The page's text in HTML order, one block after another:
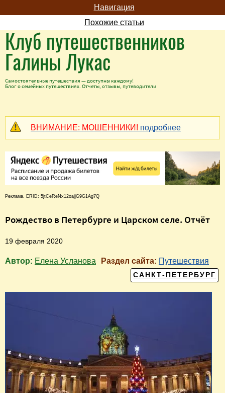
Навигация
Похожие статьи
Клуб путешественников
Галины Лукас
Самостоятельные путешествия — доступны каждому!
Блог о семейных путешествиях. Отчеты, отзывы, путеводители
ВНИМАНИЕ: МОШЕННИКИ! подробнее
Реклама. ERID: 5jtCeReNx12oajjG9G1Ag7Q
Рождество в Петербурге и Царском селе. Отчёт
19 февраля 2020
Автор: Елена Усланова Раздел сайта: Путешествия
САНКТ-ПЕТЕРБУРГ